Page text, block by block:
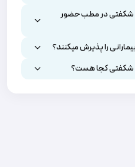
شکفتی در مطب حضور
را پذیرش میکنند؟
شکفتی کجا هست؟